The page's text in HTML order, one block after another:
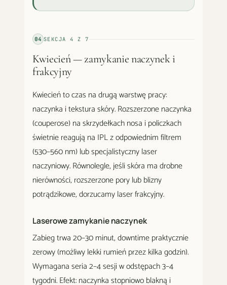
04 SEKCJA4 Z7
Kwiecień — zamykanie naczynek i
frakcyjny
Kwiecień to czas na drugą warstwę pracy:
naczynka i tekstura skóry. Rozszerzone naczynka
(couperose) na skrzydełkach nosa i policzkach
świetnie reagują na IPL z odpowiednim filtrem
(530–560 nm) lub specjalistyczny laser
naczyniowy. Równolegle, jeśli skóra ma drobne
nierówności, rozszerzone pory lub blizny
potrądzikowe, dorzucamy laser frakcyjny.
Laserowe zamykanie naczynek
Zabieg trwa 20–30 minut, downtime praktycznie
zerowy (możliwy lekki rumień przez kilka godzin).
Wymagana seria 2–4 sesji w odstępach 3–4
tygodni. Efekt: naczynka stopniowo blakną i